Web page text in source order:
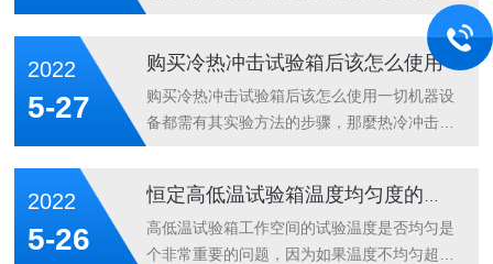
替变化实验标准，在其中氙气灯仿真模拟太阳
光谱最佳，而水冷氙灯老化试验箱是仿真模拟
自然光紫外光谱较贴近的机器设备，加快脆化
实际效果更明显。碳弧灯的实验方式，将慢慢
淘汰。水冷氙灯老化试验箱是这种综合性气
清除掉能够使結果更精，也能够反映度。这
里，爱佩科技把不利于紫外灯老化试验箱测试
的环境要素做简易的小结，供大家参考，影响
荧光紫外老化试验箱测试的环境因素反映在下
列六层面：1、箱里溫度；2、气旋速率；3、
这六层面也是如何的呢?下列是详尽內容：
1、箱里溫度：在直射环节或停照环节，对箱
里溫度应要求的实验程序流程加以控制，相关
2022
5-27
购买冷热冲击试验箱后该怎么使用
购买冷热冲击试验箱后该怎么使用一切机器设
备都需有其实验方法的步骤，那麼热冷冲击性
术得出靠谱的“五步走"实验步骤，下边就追随
大家一起来瞧瞧吧：一、预备处理：把试品放
到一切正常的实验空气标准下，直至溫度平
2022
5-26
高低温试验箱工作空间的试验温度是否均匀是
个非常重要的问题，因为如果温度不均匀超过